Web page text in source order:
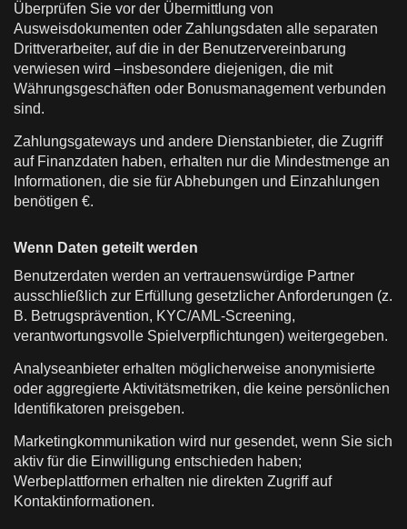
Überprüfen Sie vor der Übermittlung von
Ausweisdokumenten oder Zahlungsdaten alle separaten
Drittverarbeiter, auf die in der Benutzervereinbarung
verwiesen wird –insbesondere diejenigen, die mit
Währungsgeschäften oder Bonusmanagement verbunden
sind.
Zahlungsgateways und andere Dienstanbieter, die Zugriff
auf Finanzdaten haben, erhalten nur die Mindestmenge an
Informationen, die sie für Abhebungen und Einzahlungen
benötigen €.
Wenn Daten geteilt werden
Benutzerdaten werden an vertrauenswürdige Partner
ausschließlich zur Erfüllung gesetzlicher Anforderungen (z.
B. Betrugsprävention, KYC/AML-Screening,
verantwortungsvolle Spielverpflichtungen) weitergegeben.
Analyseanbieter erhalten möglicherweise anonymisierte
oder aggregierte Aktivitätsmetriken, die keine persönlichen
Identifikatoren preisgeben.
Marketingkommunikation wird nur gesendet, wenn Sie sich
aktiv für die Einwilligung entschieden haben;
Werbeplattformen erhalten nie direkten Zugriff auf
Kontaktinformationen.